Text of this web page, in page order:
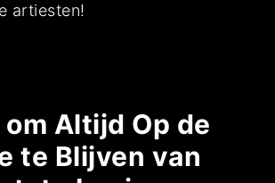
artiesten!
Altijd Op de
te Blijven van